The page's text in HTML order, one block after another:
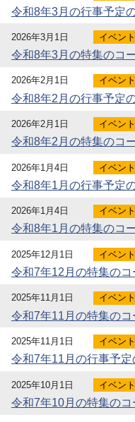
令和8年3月の行事予定
2026年3月1日 イベント
令和8年3月の特集のコ
2026年2月1日 イベント
令和8年2月の行事予定
2026年2月1日 イベント
令和8年2月の特集のコ
2026年1月4日 イベント
令和8年1月の行事予定
2026年1月4日 イベント
令和8年1月の特集のコ
2025年12月1日 イベント
令和7年12月の特集の
2025年11月1日 イベント
令和7年11月の特集の
2025年11月1日 イベント
令和7年11月の行事予
2025年10月1日 イベント
令和7年10月の特集の